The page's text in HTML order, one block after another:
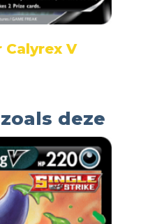
Calyrex V
deze